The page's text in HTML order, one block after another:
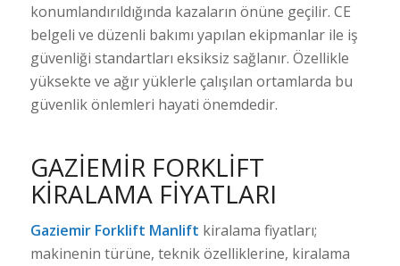
konumlandırıldığında kazaların önüne geçilir. CE
belgeli ve düzenli bakımı yapılan ekipmanlar ile iş
güvenliği standartları eksiksiz sağlanır. Özellikle
yüksekte ve ağır yüklerle çalışılan ortamlarda bu
güvenlik önlemleri hayati önemdedir.
GAZIEMIR FORKLIFT
KIRALAMA FIYATLARI
Gaziemir Forklift Manlift kiralama fiyatları;
makinenin türüne, teknik özelliklerine, kiralama